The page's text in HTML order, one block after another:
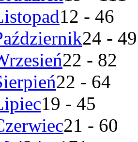
12 - 46
24 - 49
22 - 82
22 - 64
19 - 45
21 - 60